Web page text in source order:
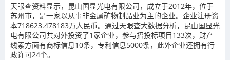
天眼查资料显示，昆山国显光电有限公司，成立于2012年，位于
苏州市，是一家以从事非金属矿物制品业为主的企业。企业注册资
本718623.478183万人民币。通过天眼查大数据分析，昆山国显光
电有限公司共对外投资了1家企业，参与招投标项目133次，财产
线索方面有商标信息10条，专利信息5000条，此外企业还拥有行
政许可24个。